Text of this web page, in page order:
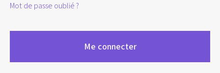
Mot de passe oublié ?